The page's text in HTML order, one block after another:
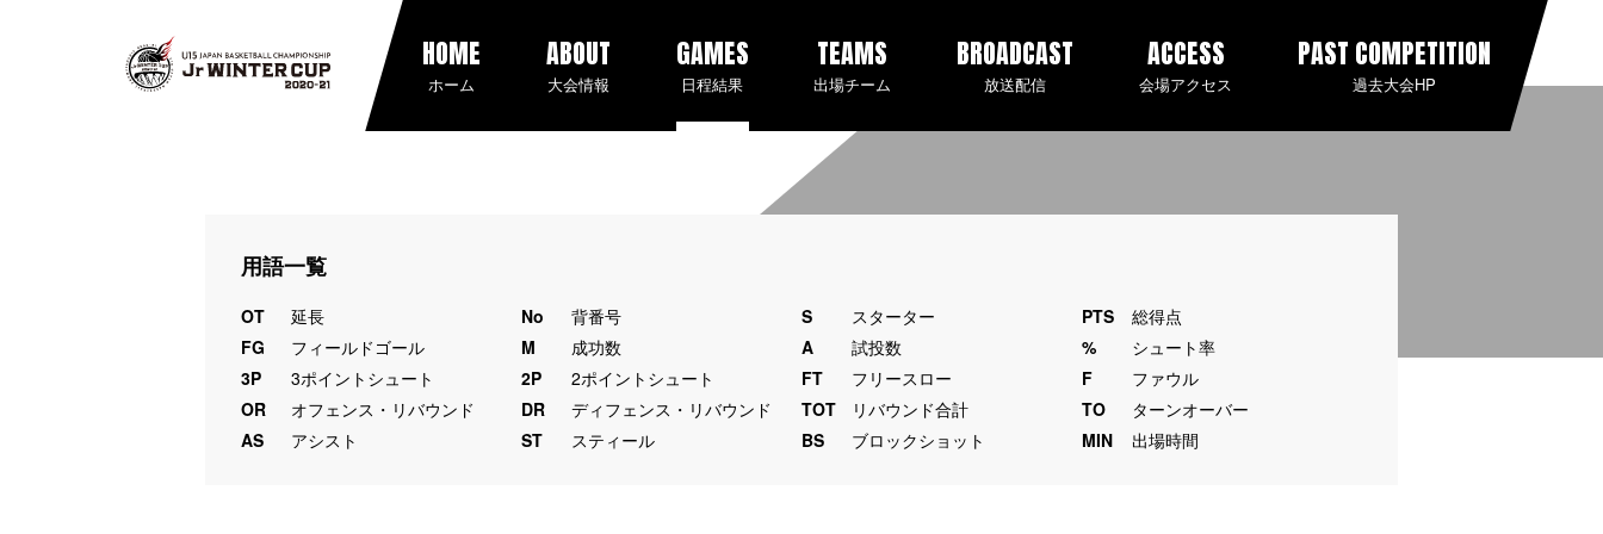
HOME
ホーム
ABOUT
大会情報
GAMES
日程結果
TEAMS
出場チーム
BROADCAST
放送配信
ACCESS
会場アクセス
PAST COMPETITION
過去大会HP
用語一覧
OT 延長 No 背番号 S スターター PTS
総得点
FG
フィールドゴール M 成功数 A 試投数 %
シュート率
3P
3ポイントシュート 2P 2ポイントシュート FT フリースロー F
ファウル
OR
オフェンス・リバウンド DR ディフェンス・リバウンド TOT リバウンド合計 TO
ターンオーバー
AS
アシスト ST スティール BS ブロックショット MIN 出場時間